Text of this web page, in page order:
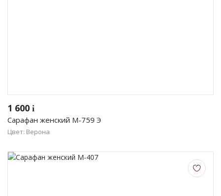
1 600 i
Сарафан женский М-759 Э
Цвет: Верона